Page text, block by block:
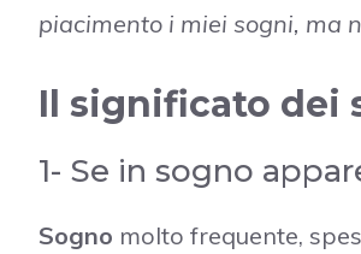
piacimento i miei sogni, ma
Il significato dei
1- Se in sogno
Sogno molto frequente,